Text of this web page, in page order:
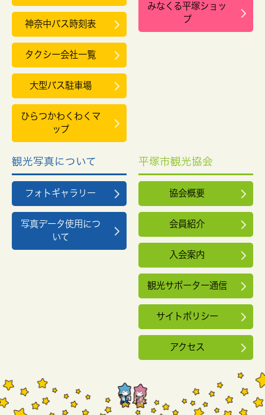
神奈中バス時刻表
タクシー会社一覧
大型バス駐車場
ひらつかわくわくマ
ップ
みなくる平塚ショッ
プ
観光写真について
フォトギャラリー
写真データ使用につ
いて
平塚市観光協会
協会概要
会員紹介
入会案内
観光サポーター通信
サイトポリシー
アクセス